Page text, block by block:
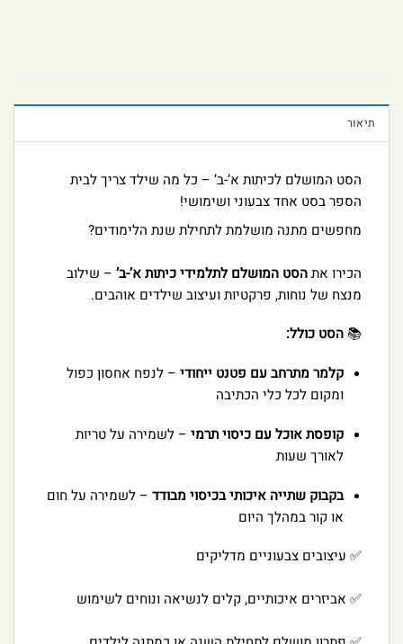
תיאור
הסט המושלם לכיתות א’-ב’ – כל מה שילד צריך לבית
הספר בסט אחד צבעוני ושימושי!
מחפשים מתנה מושלמת לתחילת שנת הלימודים?
הכירו אתהסט המושלם לתלמידי כיתות א’-ב’ – שילוב
מנצח של נוחות, פרקטיות ועיצוב שילדים אוהבים.
📚 הסט כולל:
קלמר מתרחב עם פטנט ייחודי– לנפח אחסון כפול
ומקום לכל כלי הכתיבה
קופסת אוכל עם כיסוי תרמי– לשמירה על טריות
לאורך שעות
בקבוק שתייה איכותי בכיסוי מבודד– לשמירה על חום
או קור במהלך היום
✅ עיצובים צבעוניים מדליקים
✅ אביזרים איכותיים, קלים לנשיאה ונוחים לשימוש